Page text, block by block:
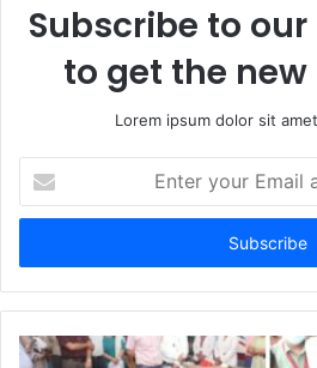
Subscribe to
to get the
Lorem ipsum dolor sit
t
r
y
u